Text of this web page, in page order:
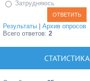
Затрудняюсь
Результаты |Архив опросов
Всего ответов:2
СТАТИСТИКА